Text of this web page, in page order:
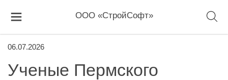
ООО «СтройСофт»
06.07.2026
Ученые Пермского